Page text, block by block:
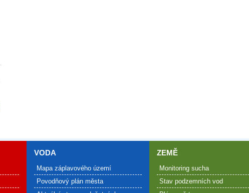
VODA
Mapa záplavového území
Povodňový plán města
ZEMĚ
Monitoring sucha
Stav podzemních vod